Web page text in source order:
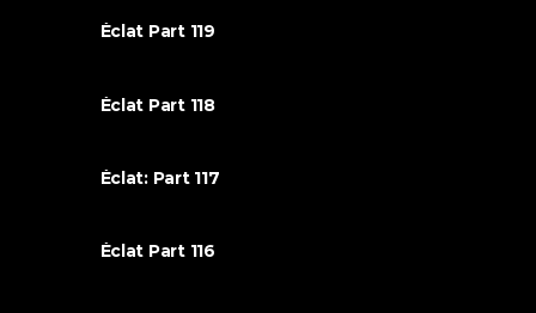
Éclat Part 119
Éclat Part 118
Éclat: Part 117
Éclat Part 116